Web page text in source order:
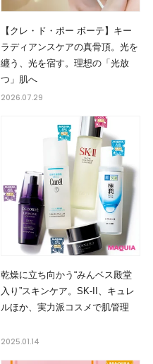
【クレ・ド・ポー ボーテ】キー
ラディアンスケアの真骨頂。光を
纏う、光を宿す。理想の「光放
つ」肌へ
2026.07.29
乾燥に立ち向かう“みんベス殿堂
入り”スキンケア。SK-II、キュレ
ルほか、実力派コスメで肌管理
2025.01.14